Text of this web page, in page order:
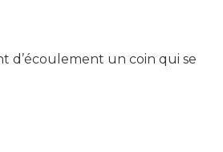
d’écoulement un coin qui se